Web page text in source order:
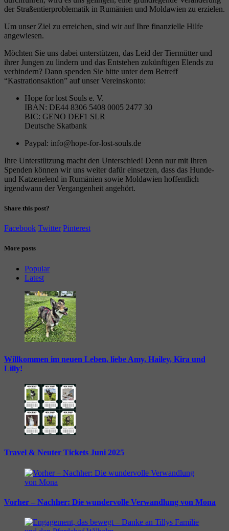
der Straßentierproblematik in Rumänien und Moldawien zu erzielen.
Um unser Ziel zu erreichen, sind wir auf Ihre finanzielle Hilfe
angewiesen.
Möchten Sie uns dabei unterstützen, das Leid der Tiermütter und
ihrer Jungen zu lindern und das Entstehen zukünftigen Elends zu
verhindern? Dann spenden Sie bitte unter dem Betreff
“Kastrationsaktion” auf unser Vereinskonto:
Hope for lost Souls e. V.
IBAN: DE44 8306 5408 0005 2477 30
BIC: GENO DEF1 SLR
Deutsche Skatbank
Paypal: info@hope-for-lost-souls.de
Ihre Unterstützung macht den Unterschied! Denn nur mit Ihren
Spenden können wir uns weiter dafür einsetzen, dass das Hunde-
und Katzenelend in Rumänien sowie Moldawien hoffentlich
irgendwann der Vergangenheit angehört.
Share this post?
Facebook Twitter Pinterest
More posts
Popular
Latest
Willkommen im neuen Leben, liebe Amy, Hailey, Kira und
Lilly!
Travel & Neuter Tickets Juni 2025
Vorher – Nachher: Die wundervolle Verwandlung von Mona